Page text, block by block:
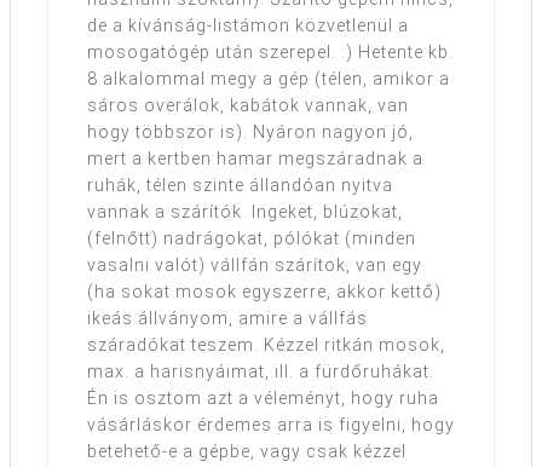
de a kívánság-listámon közvetlenül a
mosogatógép után szerepel. :) Hetente kb.
8 alkalommal megy a gép (télen, amikor a
sáros overálok, kabátok vannak, van
hogy többször is). Nyáron nagyon jó,
mert a kertben hamar megszáradnak a
ruhák, télen szinte állandóan nyitva
vannak a szárítók. Ingeket, blúzokat,
(felnőtt) nadrágokat, pólókat (minden
vasalni valót) vállfán szárítok, van egy
(ha sokat mosok egyszerre, akkor kettő)
ikeás állványom, amire a vállfás
száradókat teszem. Kézzel ritkán mosok,
max. a harisnyáimat, ill. a fürdőruhákat.
Én is osztom azt a véleményt, hogy ruha
vásárláskor érdemes arra is figyelni, hogy
betehető-e a gépbe, vagy csak kézzel